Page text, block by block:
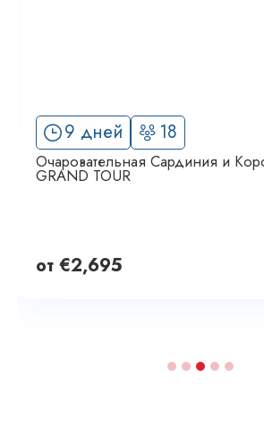
9 дней 18
Очаровательная Сардиния и
GRAND TOUR
от €2,695